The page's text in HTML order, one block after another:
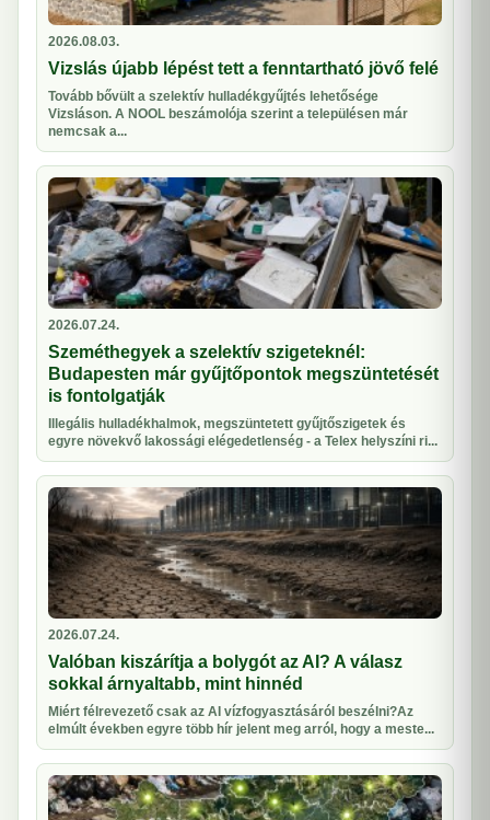
2026.08.03.
Vizslás újabb lépést tett a fenntartható jövő felé
Tovább bővült a szelektív hulladékgyűjtés lehetősége
Vizsláson. A NOOL beszámolója szerint a településen már
nemcsak a...
2026.07.24.
Szeméthegyek a szelektív szigeteknél:
Budapesten már gyűjtőpontok megszüntetését
is fontolgatják
Illegális hulladékhalmok, megszüntetett gyűjtőszigetek és
egyre növekvő lakossági elégedetlenség - a Telex helyszíni ri...
2026.07.24.
Valóban kiszárítja a bolygót az AI? A válasz
sokkal árnyaltabb, mint hinnéd
Miért félrevezető csak az AI vízfogyasztásáról beszélni?Az
elmúlt években egyre több hír jelent meg arról, hogy a meste...